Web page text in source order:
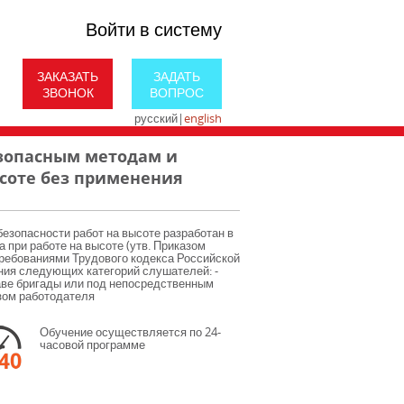
Войти в систему
ЗАКАЗАТЬ
ЗВОНОК
ЗАДАТЬ
ВОПРОС
русский|english
методам и
без применения
работ на высоте разработан в
работе на высоте (утв. Приказом
Трудового кодекса Российской
следующих категорий слушателей: -
бригады или под непосредственным
работодателя
Обучение осуществляется по 24-
часовой программе